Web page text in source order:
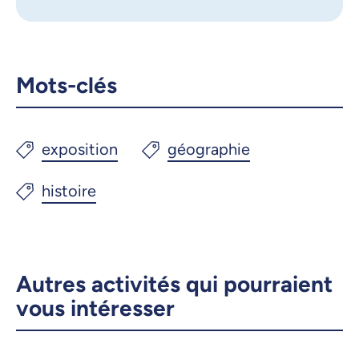
Mots-clés
Autres activités qui pourraient
vous intéresser